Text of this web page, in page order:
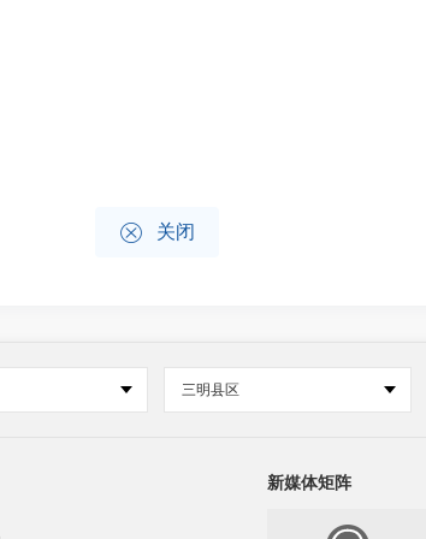
 关闭
三明县区
新媒体矩阵